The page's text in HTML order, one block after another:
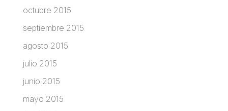
octubre 2015
septiembre 2015
agosto 2015
julio 2015
junio 2015
mayo 2015